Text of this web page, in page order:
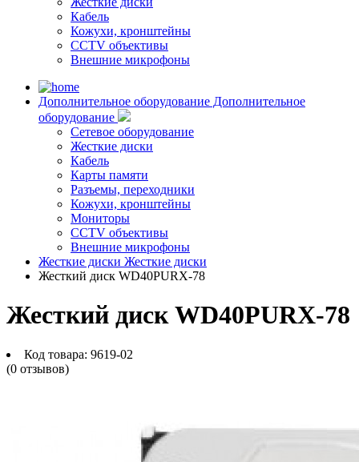
Кабель
Кожухи, кронштейны
CCTV объективы
Внешние микрофоны
Дополнительное оборудование Дополнительное
оборудование
Сетевое оборудование
Жесткие диски
Кабель
Карты памяти
Разъемы, переходники
Кожухи, кронштейны
Мониторы
CCTV объективы
Внешние микрофоны
Жесткие диски Жесткие диски
Жесткий диск WD40PURX-78
Жесткий диск WD40PURX-78
Код товара: 9619-02
(0 отзывов)